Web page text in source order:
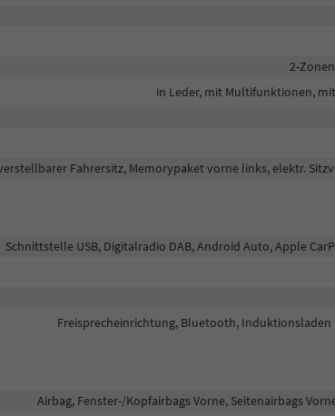
2-
in Leder, mit Multifunktionen,
Fahrersitz, Memorypaket vorne links, elektr.
Schnittstelle USB, Digitalradio DAB, Android Auto, Apple
Freisprecheinrichtung, Bluetooth,
Airbag, Fenster-/Kopfairbags Vorne, Seitenairbags